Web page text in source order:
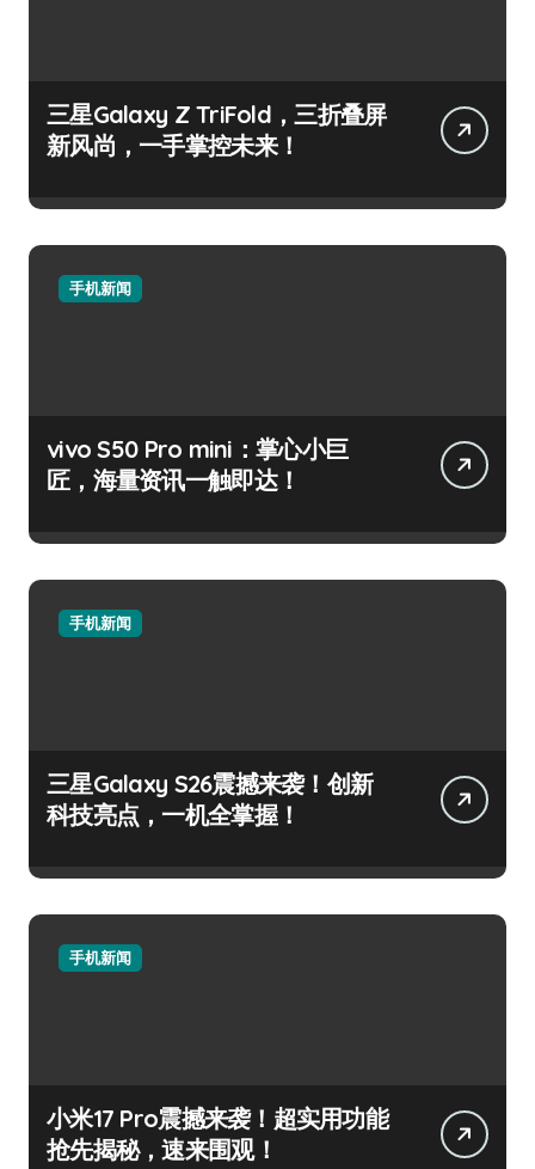
三星Galaxy Z TriFold，三折叠屏
新风尚，一手掌控未来！
手机新闻
vivo S50 Pro mini：掌心小巨
匠，海量资讯一触即达！
手机新闻
三星Galaxy S26震撼来袭！创新
科技亮点，一机全掌握！
手机新闻
小米17 Pro震撼来袭！超实用功能
抢先揭秘，速来围观！